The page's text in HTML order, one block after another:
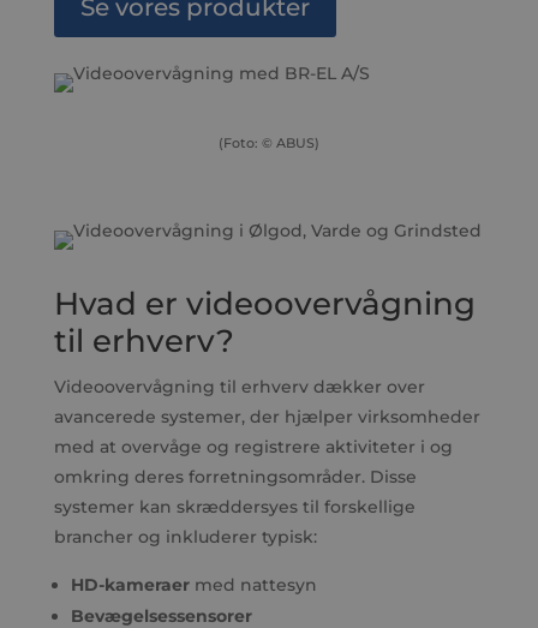
Se vores produkter
(Foto: © ABUS)
Hvad er videoovervågning
til erhverv?
Videoovervågning til erhverv dækker over
avancerede systemer, der hjælper virksomheder
med at overvåge og registrere aktiviteter i og
omkring deres forretningsområder. Disse
systemer kan skræddersyes til forskellige
brancher og inkluderer typisk:
HD-kameraermed nattesyn
Bevægelsessensorer